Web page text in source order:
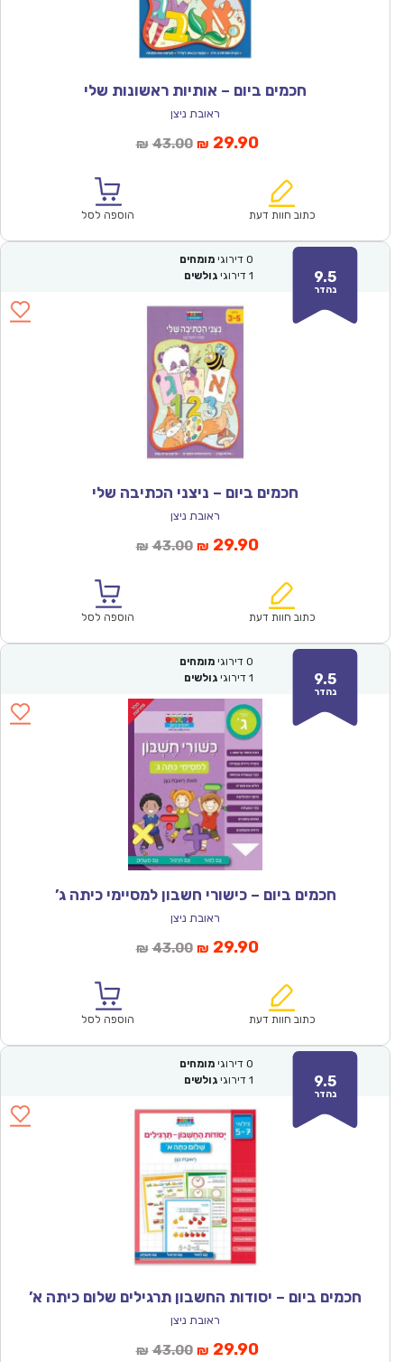
חכמים ביום – אותיות ראשונות שלי
ראובת ניצן
₪ 43.00המחיר
₪43.00.
₪ 29.90המחיר
הוא:
כתוב חוות דעת הוספה לסל
9.5
נהדר
0 דירוגי מומחים
1 דירוגי גולשים
חכמים ביום – ניצני הכתיבה שלי
ראובת ניצן
₪ 43.00המחיר
₪43.00.
₪ 29.90המחיר
הוא:
כתוב חוות דעת הוספה לסל
9.5
נהדר
0 דירוגי מומחים
1 דירוגי גולשים
חכמים ביום – כישורי חשבון למסיימי כיתה ג’
ראובת ניצן
₪ 43.00המחיר
₪43.00.
₪ 29.90המחיר
הוא:
כתוב חוות דעת הוספה לסל
9.5
נהדר
0 דירוגי מומחים
1 דירוגי גולשים
חכמים ביום – יסודות החשבון תרגילים שלום כיתה א’
ראובת ניצן
₪ 43.00המחיר
₪ 29.90המחיר